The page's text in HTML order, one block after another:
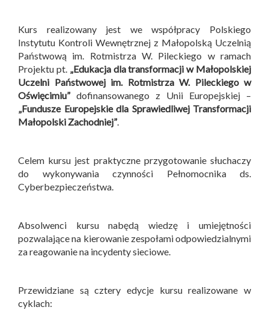
Kurs realizowany jest we współpracy Polskiego
Instytutu Kontroli Wewnętrznej z Małopolską Uczelnią
Państwową im. Rotmistrza W. Pileckiego w ramach
Projektu pt. „Edukacja dla transformacji w Małopolskiej
Uczelni Państwowej im. Rotmistrza W. Pileckiego w
Oświęcimiu”dofinansowanego z Unii Europejskiej –
„Fundusze Europejskie dla Sprawiedliwej Transformacji
Małopolski Zachodniej”.
Celem kursu jest praktyczne przygotowanie słuchaczy
do wykonywania czynności Pełnomocnika ds.
Cyberbezpieczeństwa.
Absolwenci kursu nabędą wiedzę i umiejętności
pozwalające na kierowanie zespołami odpowiedzialnymi
za reagowanie na incydenty sieciowe.
Przewidziane są cztery edycje kursu realizowane w
cyklach: